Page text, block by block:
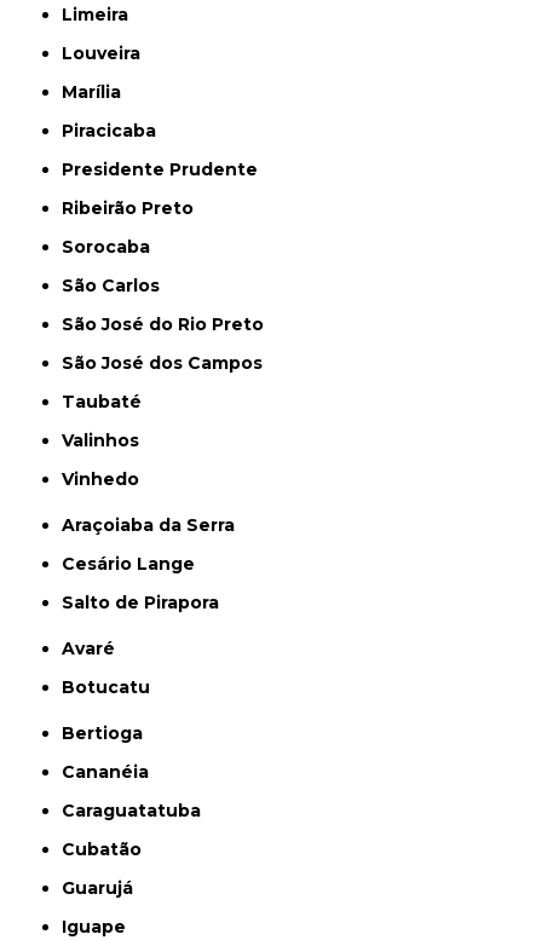
Limeira
Louveira
Marília
Piracicaba
Presidente Prudente
Ribeirão Preto
Sorocaba
São Carlos
São José do Rio Preto
São José dos Campos
Taubaté
Valinhos
Vinhedo
Araçoiaba da Serra
Cesário Lange
Salto de Pirapora
Avaré
Botucatu
Bertioga
Cananéia
Caraguatatuba
Cubatão
Guarujá
Iguape